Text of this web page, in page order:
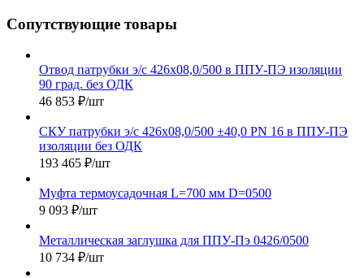
Сопутствующие товары
Отвод патрубки э/с 426х08,0/500 в ППУ-ПЭ изоляции
90 град. без ОДК
46 853 ₽/шт
СКУ патрубки э/с 426х08,0/500 ±40,0 PN 16 в ППУ-ПЭ
изоляции без ОДК
193 465 ₽/шт
Муфта термоусадочная L=700 мм D=0500
9 093 ₽/шт
Металлическая заглушка для ППУ-Пэ 0426/0500
10 734 ₽/шт